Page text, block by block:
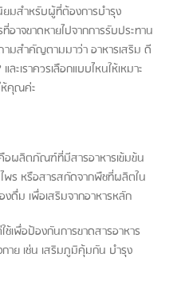
ยมสำหรับผู้ที่ต้องการบำรุง
อาจขาดหายไปจากการรับประทาน
ามสำคัญตามมาว่า อาหารเสริม ดี
ะเราควรเลือกแบบไหนให้เหมาะ
ห้คุณค่ะ
คือผลิตภัณฑ์ที่มีสารอาหารเข้มข้น
พร หรือสารสกัดจากพืชที่ผลิตใน
ดื่ม เพื่อเสริมจากอาหารหลัก
ช้เพื่อป้องกันการขาดสารอาหาร
าย เช่น เสริมภูมิคุ้มกัน บำรุง